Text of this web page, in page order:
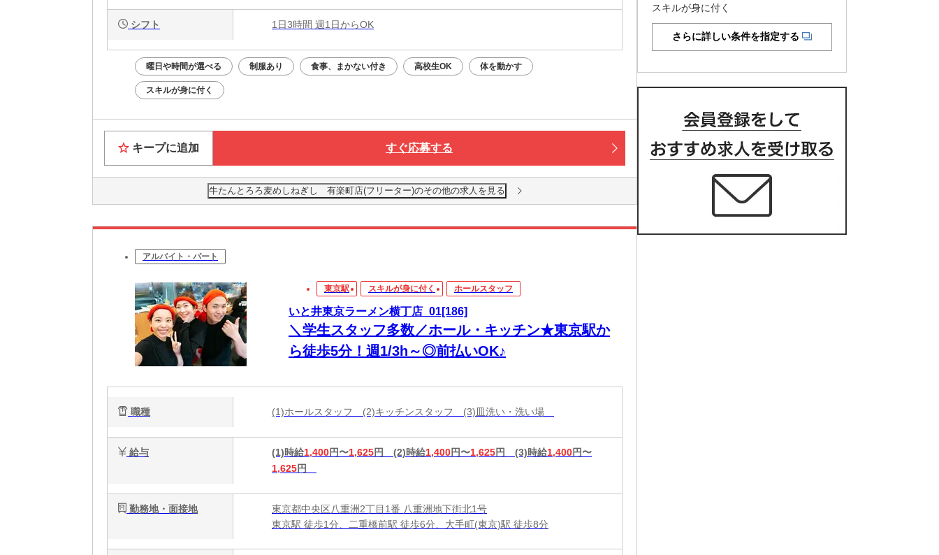
シフト 1日3時間 週1日からOK
曜日や時間が選べる 制服あり 食事、まかない付き 高校生OK 体を動かす
スキルが身に付く
キープに追加 すぐ応募する
牛たんとろろ麦めしねぎし 有楽町店(フリーター)のその他の求人を見る
アルバイト・パート
東京駅 スキルが身に付く ホールスタッフ
いと井東京ラーメン横丁店_01[186]
＼学生スタッフ多数／ホール・キッチン★東京駅か
ら徒歩5分！週1/3h～◎前払いOK♪
職種 (1)ホールスタッフ (2)キッチンスタッフ (3)皿洗い・洗い場
給与 (1)時給1,400円〜1,625円 (2)時給1,400円〜1,625円 (3)時給1,400円〜
1,625円
勤務地・面接地
東京都中央区八重洲2丁目1番 八重洲地下街北1号
東京駅 徒歩1分、二重橋前駅 徒歩6分、大手町(東京)駅 徒歩8分
スキルが身に付く
さらに詳しい条件を指定する